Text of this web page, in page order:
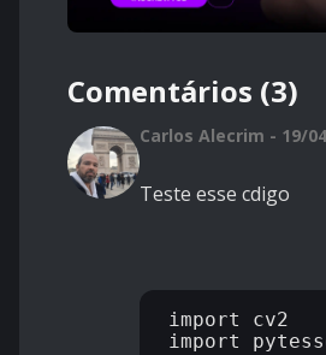
Comentários (3)
Carlos Alecrim - 19/
Teste esse cdigo
import cv2
import